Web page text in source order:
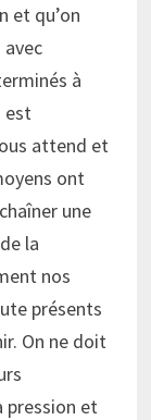
et qu’on
à
est
attend et
ont
une
la
nos
présents
On ne doit
pression et